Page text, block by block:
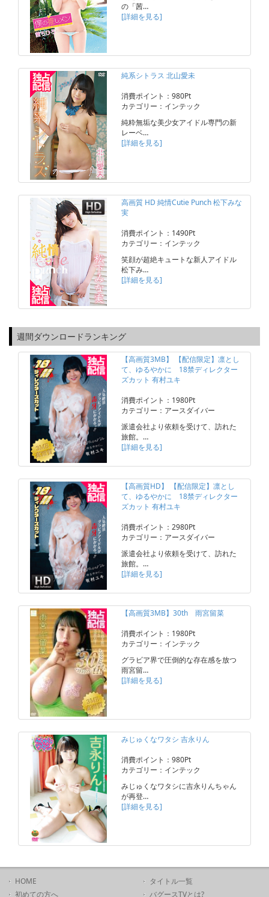
の「茜…
[詳細を見る]
純系シトラス 北山愛未
消費ポイント：980Pt
カテゴリー：インテック
純粋無垢な美少女アイドル専門の新
レーベ…
[詳細を見る]
高画質 HD 純情Cutie Punch 松下みな
実
消費ポイント：1490Pt
カテゴリー：インテック
笑顔が超絶キュートな新人アイドル
松下み…
[詳細を見る]
週間ダウンロードランキング
【高画質3MB】 【配信限定】凛とし
て、ゆるやかに 18禁ディレクター
ズカット 有村ユキ
消費ポイント：1980Pt
カテゴリー：アースダイバー
派遣会社より依頼を受けて、訪れた
旅館。…
[詳細を見る]
【高画質HD】 【配信限定】凛とし
て、ゆるやかに 18禁ディレクター
ズカット 有村ユキ
消費ポイント：2980Pt
カテゴリー：アースダイバー
派遣会社より依頼を受けて、訪れた
旅館。…
[詳細を見る]
【高画質3MB】30th 雨宮留菜
消費ポイント：1980Pt
カテゴリー：インテック
グラビア界で圧倒的な存在感を放つ
雨宮留…
[詳細を見る]
みじゅくなワタシ 吉永りん
消費ポイント：980Pt
カテゴリー：インテック
みじゅくなワタシに吉永りんちゃん
が再登…
[詳細を見る]
HOME
初めての方へ
タイトル一覧
バグースTVとは?